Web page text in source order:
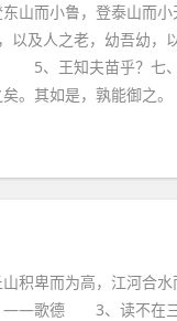
而小鲁，登泰山而
及人之老，幼吾幼
5、王知夫苗乎？七
矣。其如是，孰能御
卑而为高，江河合
——歌德 3、读不在三